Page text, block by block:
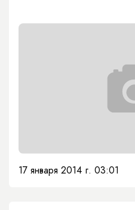
17 января 2014 г. 03:01